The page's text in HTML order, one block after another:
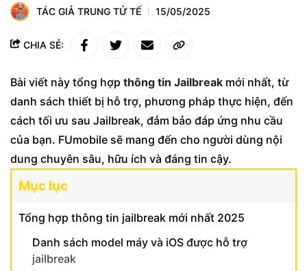
TÁC GIẢ TRUNG TỬ TẾ 15/05/2025
CHIA SẺ:
Bài viết này tổng hợp thông tin Jailbreak mới nhất, từ
danh sách thiết bị hỗ trợ, phương pháp thực hiện, đến
cách tối ưu sau Jailbreak, đảm bảo đáp ứng nhu cầu
của bạn. FUmobile sẽ mang đến cho người dùng nội
dung chuyên sâu, hữu ích và đáng tin cậy.
Mục lục
Tổng hợp thông tin jailbreak mới nhất 2025
Danh sách model máy và iOS được hỗ trợ
jailbreak